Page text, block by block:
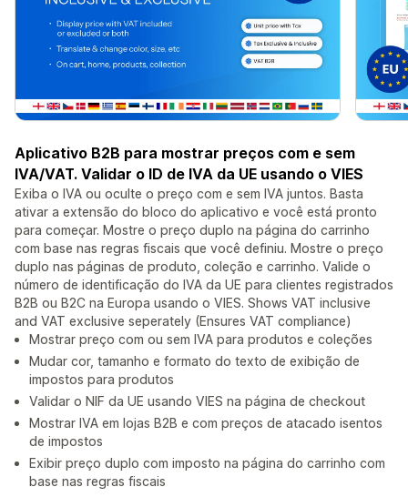
Aplicativo B2B para mostrar preços com e sem
IVA/VAT. Validar o ID de IVA da UE usando o VIES
Exiba o IVA ou oculte o preço com e sem IVA juntos. Basta
ativar a extensão do bloco do aplicativo e você está pronto
para começar. Mostre o preço duplo na página do carrinho
com base nas regras fiscais que você definiu. Mostre o preço
duplo nas páginas de produto, coleção e carrinho. Valide o
número de identificação do IVA da UE para clientes registrados
B2B ou B2C na Europa usando o VIES. Shows VAT inclusive
and VAT exclusive seperately (Ensures VAT compliance)
Mostrar preço com ou sem IVA para produtos e coleções
Mudar cor, tamanho e formato do texto de exibição de
impostos para produtos
Validar o NIF da UE usando VIES na página de checkout
Mostrar IVA em lojas B2B e com preços de atacado isentos
de impostos
Exibir preço duplo com imposto na página do carrinho com
base nas regras fiscais